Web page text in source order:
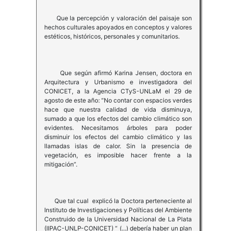
Que la percepción y valoración del paisaje son
hechos culturales apoyados en conceptos y valores
estéticos, históricos, personales y comunitarios.
Que según afirmó Karina Jensen, doctora en
Arquitectura y Urbanismo e investigadora del
CONICET, a la Agencia CTyS-UNLaM el 29 de
agosto de este año: “No contar con espacios verdes
hace que nuestra calidad de vida disminuya,
sumado a que los efectos del cambio climático son
evidentes. Necesitamos árboles para poder
disminuir los efectos del cambio climático y las
llamadas islas de calor. Sin la presencia de
vegetación, es imposible hacer frente a la
mitigación”.
Que tal cual explicó la Doctora perteneciente al
Instituto de Investigaciones y Políticas del Ambiente
Construido de la Universidad Nacional de La Plata
(IIPAC-UNLP-CONICET) “ (...) debería haber un plan